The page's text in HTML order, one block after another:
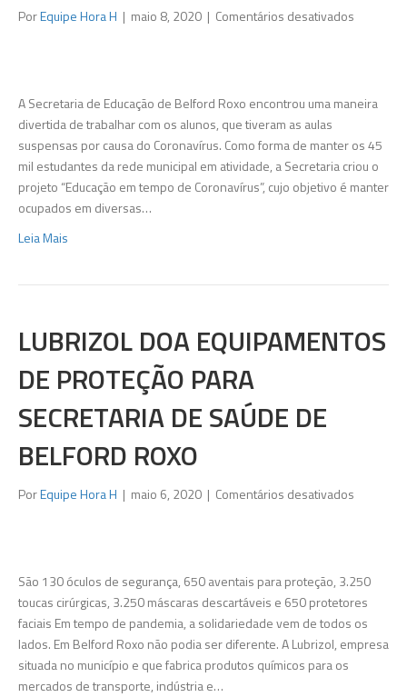
PorEquipe Hora H | maio 8, 2020 | Comentários desativados
Tempo
alunos
de
A Secretaria de Educação de Belford Roxo encontrou uma maneira
divertida de trabalhar com os alunos, que tiveram as aulas
suspensas por causa do Coronavírus. Como forma de manter os 45
mil estudantes da rede municipal em atividade, a Secretaria criou o
projeto “Educação em tempo de Coronavírus”, cujo objetivo é manter
ocupados em diversas…
Leia Mais
LUBRIZOL DOA EQUIPAMENTOS
DE PROTEÇÃO PARA
SECRETARIA DE SAÚDE DE
BELFORD ROXO
PorEquipe Hora H | maio 6, 2020 | Comentários desativados
de
proteção
para
São 130 óculos de segurança, 650 aventais para proteção, 3.250
toucas cirúrgicas, 3.250 máscaras descartáveis e 650 protetores
faciais Em tempo de pandemia, a solidariedade vem de todos os
lados. Em Belford Roxo não podia ser diferente. A Lubrizol, empresa
situada no município e que fabrica produtos químicos para os
mercados de transporte, indústria e…